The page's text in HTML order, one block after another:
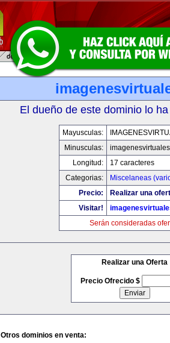
El dueño de este dominio lo
Mayusculas:
Minusculas:
Longitud:
17 caracteres
Categorias:
Miscelaneas
Precio:
Realizar una
Visitar!
Serán consideradas
Realizar una Oferta
Precio Ofrecido $
Otros dominios en venta: